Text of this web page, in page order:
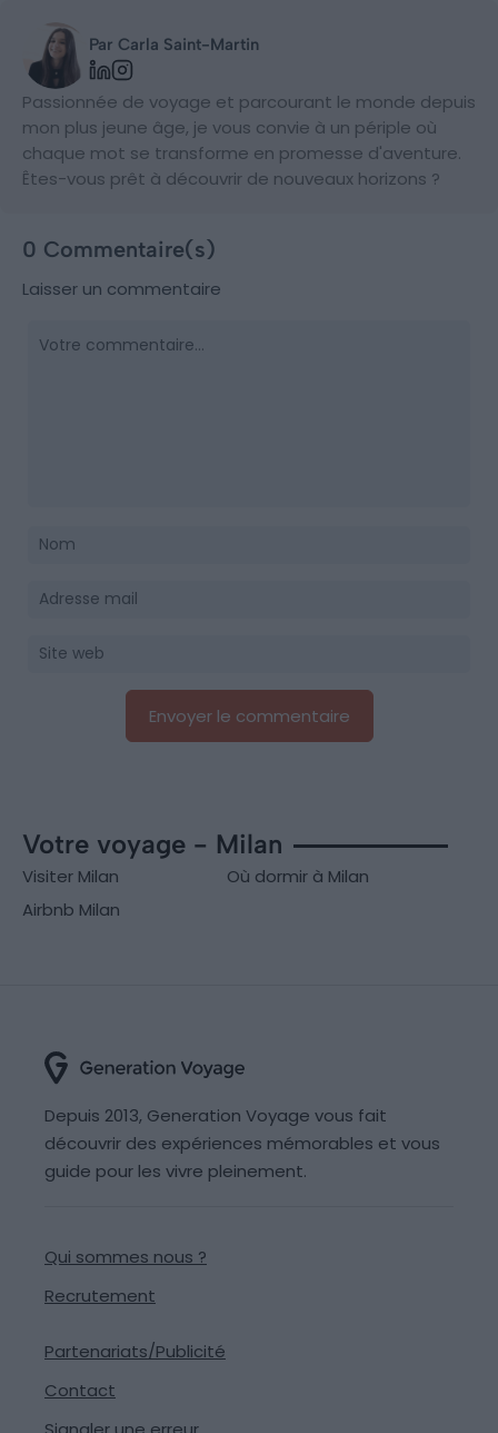
Par Carla Saint-Martin
Passionnée de voyage et parcourant le monde depuis
mon plus jeune âge, je vous convie à un périple où
chaque mot se transforme en promesse d'aventure.
Êtes-vous prêt à découvrir de nouveaux horizons ?
0 Commentaire(s)
Laisser un commentaire
Votre voyage - Milan
Visiter Milan
Où dormir à Milan
Airbnb Milan
Depuis 2013, Generation Voyage vous fait
découvrir des expériences mémorables et vous
guide pour les vivre pleinement.
Qui sommes nous ?
Recrutement
Partenariats/Publicité
Contact